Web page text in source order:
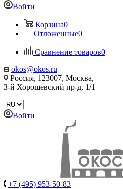
Войти
Корзина0
Отложенные0
Сравнение товаров0
okos@okos.ru
Россия, 123007, Москва,
З-й Хорошевский пр-д, 1/1
Войти
+7 (495) 953-50-83